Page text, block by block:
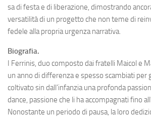
sa di festa e di liberazione, dimostrando
versatilità di un progetto che non teme di
fedele alla propria urgenza narrativa.
Biografia.
I Ferrinis, duo composto dai fratelli Maicol e
un anno di differenza e spesso scambiati per
coltivato sin dall’infanzia una profonda
dance, passione che li ha accompagnati fino
Nonostante un periodo di pausa, la loro